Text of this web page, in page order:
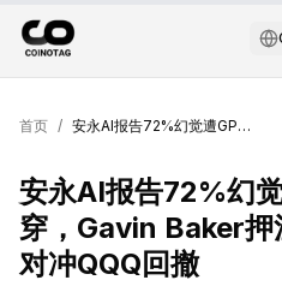
首页 / 安永AI报告72%幻觉遭GPTZero拆穿，Gavin Baker押注AI基建超级周期对冲QQQ回撤
安永AI报告72%幻
穿，Gavin Baker押
对冲QQQ回撤